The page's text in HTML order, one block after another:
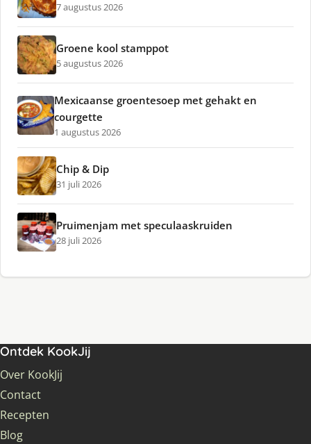
7 augustus 2026
Groene kool stamppot
5 augustus 2026
Mexicaanse groentesoep met gehakt en
courgette
1 augustus 2026
Chip & Dip
31 juli 2026
Pruimenjam met speculaaskruiden
28 juli 2026
Ontdek KookJij
Over KookJij
Contact
Recepten
Blog